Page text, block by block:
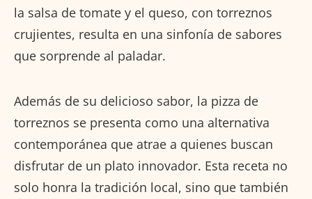
la salsa de tomate y el queso, con torreznos
crujientes, resulta en una sinfonía de sabores
que sorprende al paladar.
Además de su delicioso sabor, la pizza de
torreznos se presenta como una alternativa
contemporánea que atrae a quienes buscan
disfrutar de un plato innovador. Esta receta no
solo honra la tradición local, sino que también